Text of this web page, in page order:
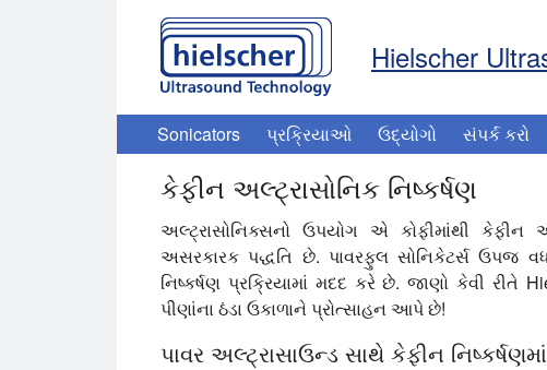
Hielscher
Sonicators પ્રક્રિયાઓ ઉદ્યોગો સંપર્ક કરો
કેફીન અલ્ટ્રાસોનિક નિષ્કર્ષણ
અલ્ટ્રાસોનિક્સનો ઉપયોગ એ કોફીમાંથી
અસરકારક પદ્ધતિ છે. પાવરફુલ સોનિકેટર્સ ઉપજ
નિષ્કર્ષણ પ્રક્રિયામાં મદદ કરે છે. જાણો કેવી રીતે
પીણાંના ઠંડા ઉકાળાને પ્રોત્સાહન આપે છે!
પાવર અલ્ટ્રાસાઉન્ડ સાથે કેફીન નિષ્કર્ષણમાં